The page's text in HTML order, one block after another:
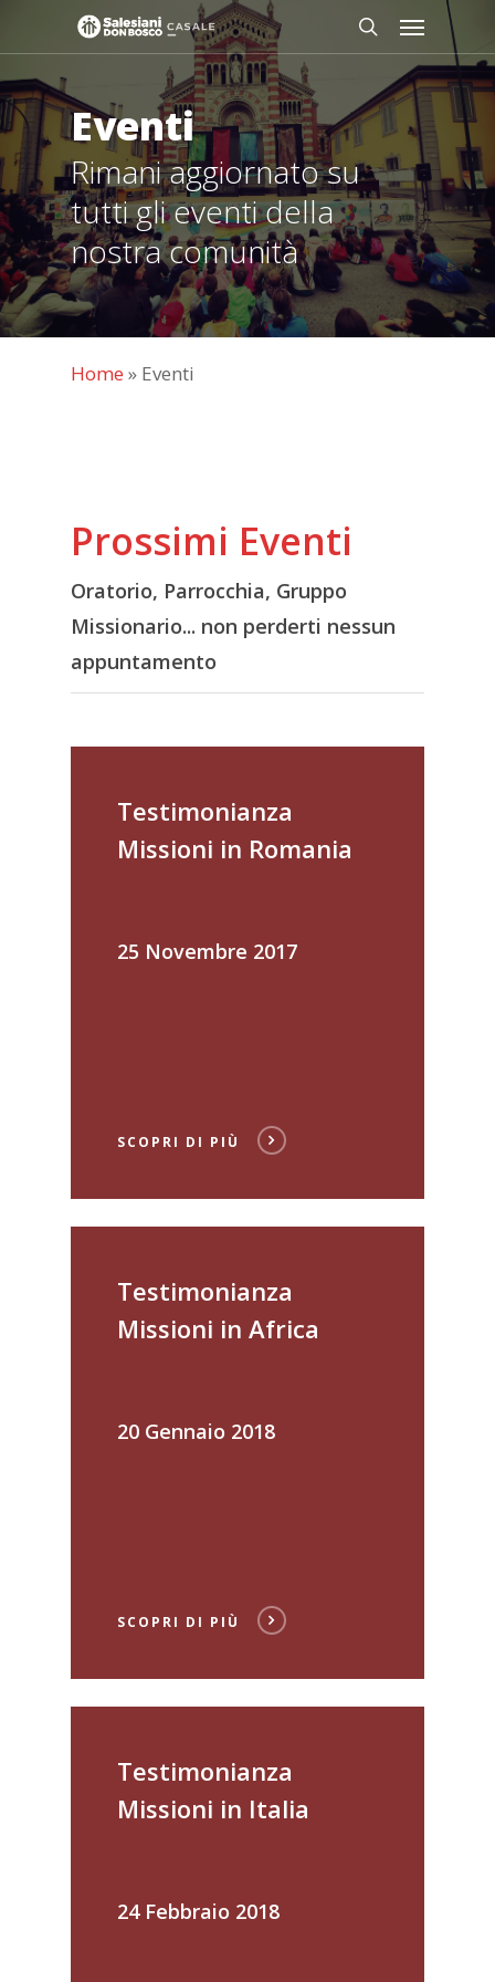
content
search
Menu
Eventi
Rimani aggiornato su
tutti gli eventi della
nostra comunità
Home » Eventi
Prossimi Eventi
Oratorio, Parrocchia, Gruppo
Missionario... non perderti nessun
appuntamento
Testimonianza
Missioni in Romania
25 Novembre 2017
SCOPRI DI PIÙ
Testimonianza
Missioni in Africa
20 Gennaio 2018
SCOPRI DI PIÙ
Testimonianza
Missioni in Italia
24 Febbraio 2018